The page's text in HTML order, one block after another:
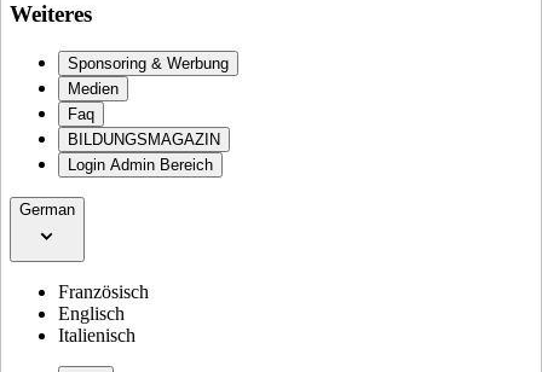
Weiteres
Sponsoring & Werbung
Medien
Faq
BILDUNGSMAGAZIN
Login Admin Bereich
German
Französisch
Englisch
Italienisch